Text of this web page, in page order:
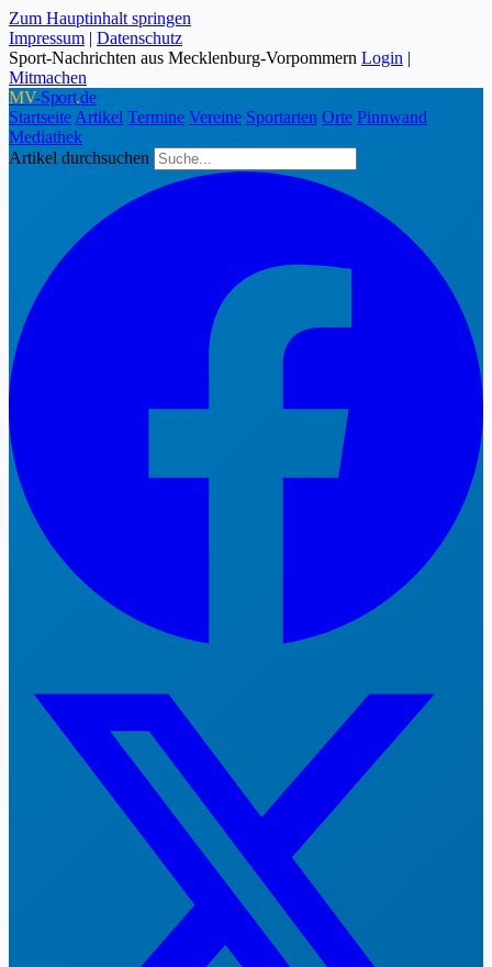
Zum Hauptinhalt springen
Impressum | Datenschutz
Sport-Nachrichten aus Mecklenburg-Vorpommern Login |
Mitmachen
MV-Sport.de
Startseite Artikel Termine Vereine Sportarten Orte Pinnwand
Mediathek
Artikel durchsuchen